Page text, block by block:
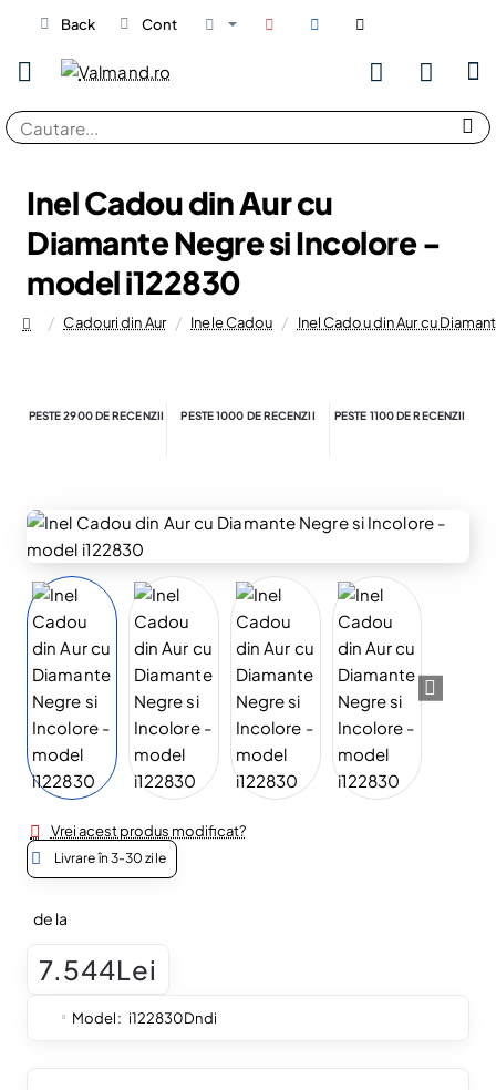
Back Cont
Cautare...
Inel Cadou din Aur cu
Diamante Negre si Incolore -
model i122830
Cadouri din Aur Inele Cadou Inel Cadou din Aur cu
PESTE 2900 DE RECENZII PESTE 1000 DE RECENZII PESTE 1100 DE RECENZII
Vrei acest produs modificat?
Livrare în 3-30 zile
de la
7.544Lei
Model: i122830Dndi